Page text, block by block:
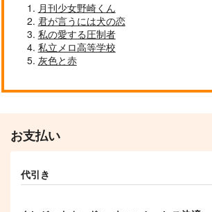
作品詳細
君との最適解
さるまち
専売 787 円 （税込）
Dive into you, into th
月刊少女野崎くん
君が言うには犬の恋
私の愛する圧制者
私立メロ高等学校
灰色と赤
お支払い
代引き